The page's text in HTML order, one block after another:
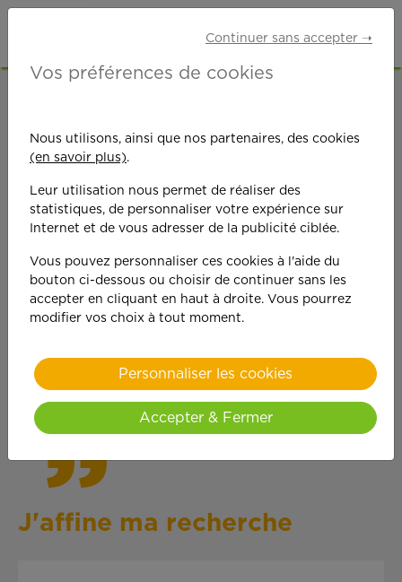
On est toujours plus
performant
quand on y met du
cœur !
J'affine ma recherche
Continuer sans accepter ➝
Vos préférences de cookies
Nous utilisons, ainsi que nos partenaires, des cookies
(en savoir plus).
Leur utilisation nous permet de réaliser des
statistiques, de personnaliser votre expérience sur
Internet et de vous adresser de la publicité ciblée.
Vous pouvez personnaliser ces cookies à l'aide du
bouton ci-dessous ou choisir de continuer sans les
accepter en cliquant en haut à droite. Vous pourrez
modifier vos choix à tout moment.
Personnaliser les cookies
Accepter & Fermer